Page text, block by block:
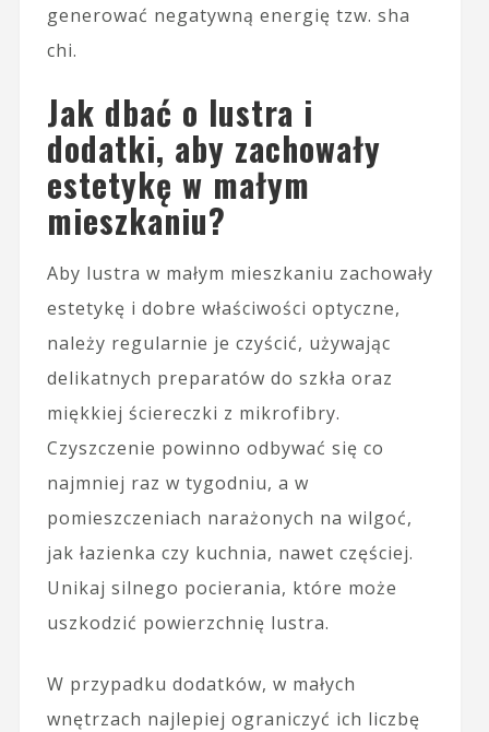
generować negatywną energię tzw. sha
chi.
Jak dbać o lustra i
dodatki, aby zachowały
estetykę w małym
mieszkaniu?
Aby lustra w małym mieszkaniu zachowały
estetykę i dobre właściwości optyczne,
należy regularnie je czyścić, używając
delikatnych preparatów do szkła oraz
miękkiej ściereczki z mikrofibry.
Czyszczenie powinno odbywać się co
najmniej raz w tygodniu, a w
pomieszczeniach narażonych na wilgoć,
jak łazienka czy kuchnia, nawet częściej.
Unikaj silnego pocierania, które może
uszkodzić powierzchnię lustra.
W przypadku dodatków, w małych
wnętrzach najlepiej ograniczyć ich liczbę